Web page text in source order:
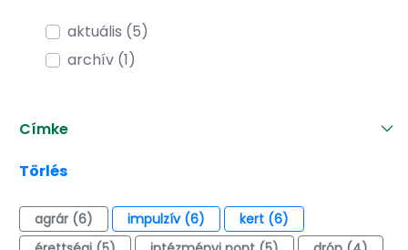
aktuális (5)
archív (1)
Címke
Törlés
agrár (6) impulzív (6)
kert (6)